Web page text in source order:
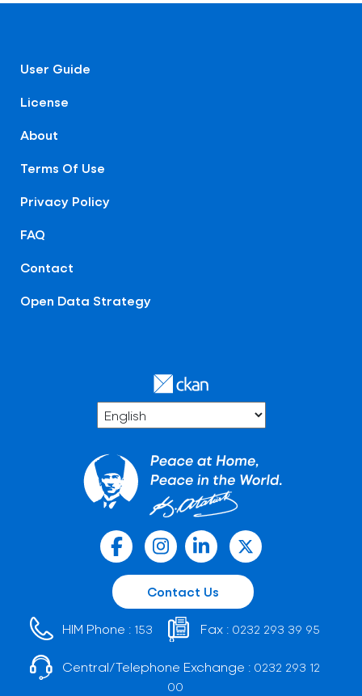
User Guide
License
About
Terms Of Use
Privacy Policy
FAQ
Contact
Open Data Strategy
Contact Us
HIM Phone : 153 Fax : 0232 293 39 95
Central/Telephone Exchange : 0232 293 12
00